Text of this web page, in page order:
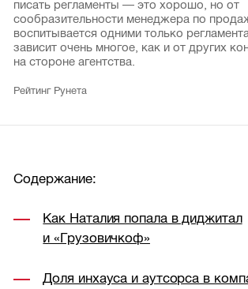
писать регламенты — это хорошо, но от
сообразительности менеджера по
воспитывается одними только
зависит очень многое, как и от других
на стороне агентства.
Рейтинг Рунета
Содержание:
Как Наталия попала в диджитал
и «Грузовичкоф»
Доля инхауса и аутсорса в